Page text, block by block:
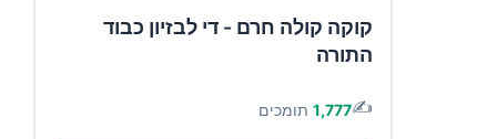
קוקה קולה חרם - די לבזיון כבוד
התורה
✍️
1,777 תומכים